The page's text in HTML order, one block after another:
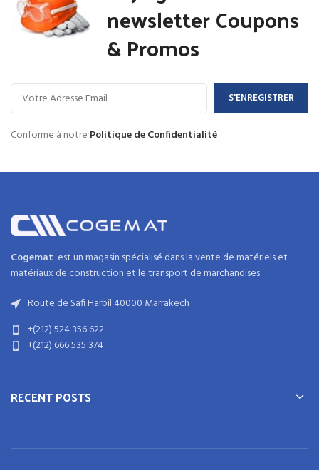
newsletter Coupons
& Promos
Conforme à notre Politique de Confidentialité
Cogemat est un magasin spécialisé dans lavente de matériels et
matériaux de construction etle transport de marchandises
Route de Safi Harbil 40000 Marrakech
+(212) 524 356 622
+(212) 666 535 374
RECENT POSTS